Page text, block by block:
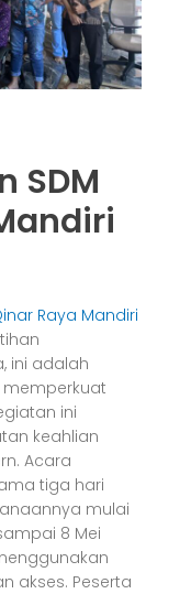
SDM
Raya Mandiri
ini adalah
ini
keahlian
Acara
tiga hari
mulai
8 Mei
akses. Peserta